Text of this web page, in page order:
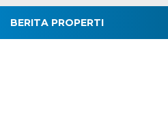
BERITA PROPERTI